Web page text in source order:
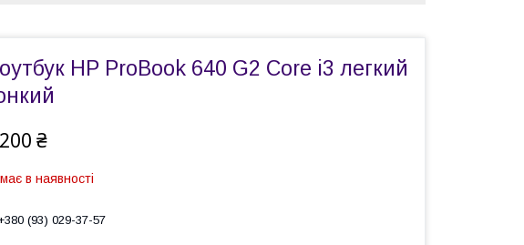
HP ProBook 640 G2 Core i3 легкий
₴
в наявності
(93) 029-37-57